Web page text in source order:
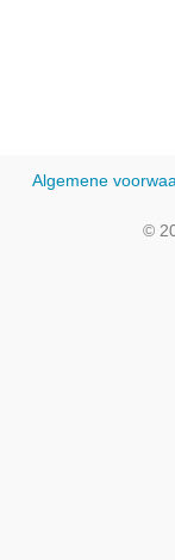
Algemene
©